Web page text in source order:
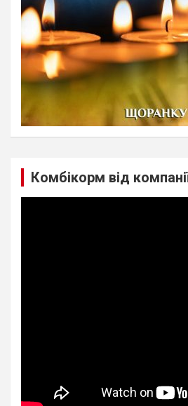
Комбікорм від